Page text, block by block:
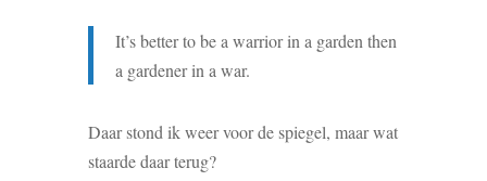
It’s better to be a warrior in a garden then
a gardener in a war.
Daar stond ik weer voor de spiegel, maar wat
staarde daar terug?